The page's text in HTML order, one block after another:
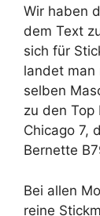
Wir haben
dem Text
sich für
landet man
selben
zu den Top
Chicago 7,
Bernette
Bei allen
reine